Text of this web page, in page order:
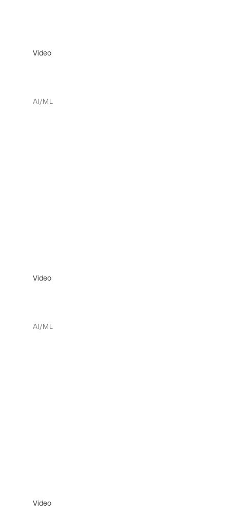
Video
AI/ML
Video
AI/ML
Video